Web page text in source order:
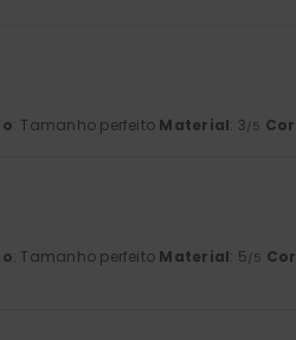
: Tamanho perfeito Material: 3/5 Cor
: Tamanho perfeito Material: 5/5 Cor